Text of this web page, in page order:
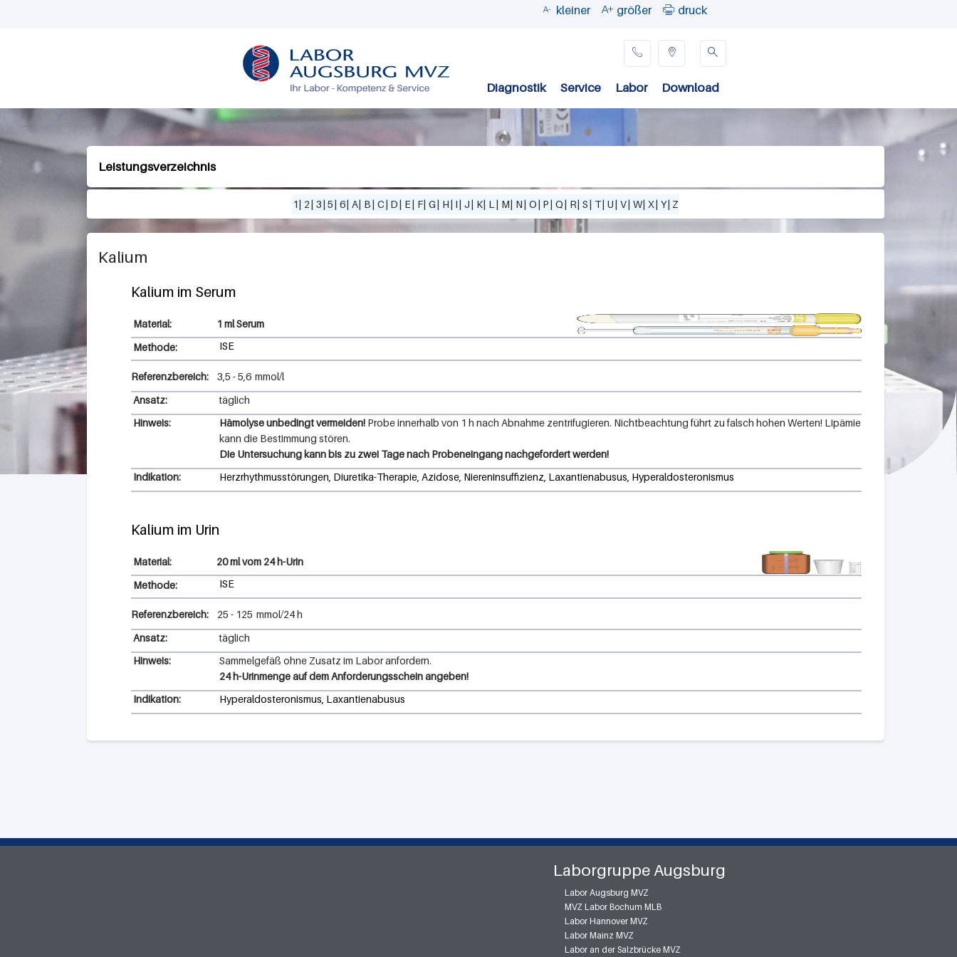
 kleiner  größer  druck
O

Diagnostik Service Labor Download
 
Leistungsverzeichnis
1| 2| 3| 5| 6| A| B| C| D| E| F| G| H| I| J| K| L | M| N| O| P| Q| R| S| T| U| V| W| X| Y| Z
Kalium
Kalium im Serum
1 ml Serum
Methode:
ISE
Referenzbereich: 3,5 -5,6 mmol/l
Ansatz:
täglich
Hinweis:
Hämolyse unbedingt vermeiden! Probe innerhalb von 1 h nach Abnahme zentrifugieren. Nichtbeachtung führt zu falsch hohen Werten! Lipämie
kann die Bestimmung stören.
Die Untersuchung kann bis zu zwei Tage nach Probeneingang nachgefordert werden!
Indikation:
Herzrhythmusstörungen, Diuretika-Therapie, Azidose, Niereninsuffizienz, Laxantienabusus, Hyperaldosteronismus
Kalium im Urin
20 ml vom 24 h-Urin
Methode:
ISE
Referenzbereich: 25 - 125 mmol/24 h
Ansatz:
täglich
Hinweis:
Sammelgefäß ohne Zusatz im Labor anfordern.
24 h-Urinmenge auf dem Anforderungsschein angeben!
Indikation:
Hyperaldosteronismus, Laxantienabusus
Laborgruppe Augsburg
Labor Augsburg MVZ
MVZ Labor Bochum MLB
Labor Hannover MVZ
Labor Mainz MVZ
Labor an der Salzbrücke MVZ